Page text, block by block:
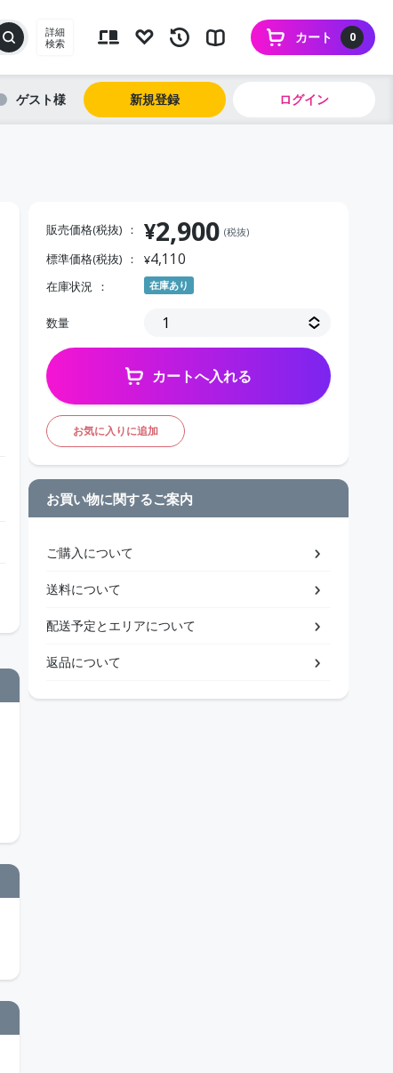
詳細
検索
0
カート
ゲスト 新規登録 ログイン
販売価格(税抜) ¥2,900 (税抜)
標準価格(税抜) ¥4,110
在庫状況 在庫あり
数量
カートへ入れる
お気に入りに追加
お買い物に関するご案内
ご購入について
送料について
配送予定とエリアについて
返品について